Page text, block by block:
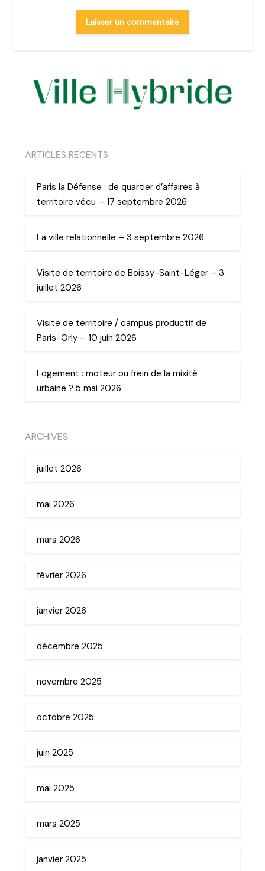
ARTICLES RECENTS
Paris la Défense : de quartier d’affaires à
territoire vécu – 17 septembre 2026
La ville relationnelle – 3 septembre 2026
Visite de territoire de Boissy-Saint-Léger – 3
juillet 2026
Visite de territoire / campus productif de
Paris-Orly – 10 juin 2026
Logement : moteur ou frein de la mixité
urbaine ? 5 mai 2026
ARCHIVES
juillet 2026
mai 2026
mars 2026
février 2026
janvier 2026
décembre 2025
novembre 2025
octobre 2025
juin 2025
mai 2025
mars 2025
janvier 2025